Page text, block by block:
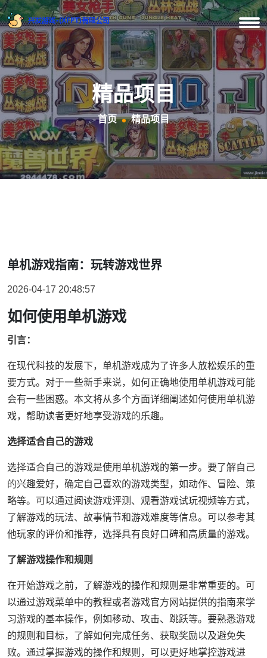
精品项目
首页 精品项目
单机游戏指南：玩转游戏世界
2026-04-17 20:48:57
如何使用单机游戏
引言：
在现代科技的发展下，单机游戏成为了许多人放松娱乐的重
要方式。对于一些新手来说，如何正确地使用单机游戏可能
会有一些困惑。本文将从多个方面详细阐述如何使用单机游
戏，帮助读者更好地享受游戏的乐趣。
选择适合自己的游戏
选择适合自己的游戏是使用单机游戏的第一步。要了解自己
的兴趣爱好，确定自己喜欢的游戏类型，如动作、冒险、策
略等。可以通过阅读游戏评测、观看游戏试玩视频等方式，
了解游戏的玩法、故事情节和游戏难度等信息。可以参考其
他玩家的评价和推荐，选择具有良好口碑和高质量的游戏。
了解游戏操作和规则
在开始游戏之前，了解游戏的操作和规则是非常重要的。可
以通过游戏菜单中的教程或者游戏官方网站提供的指南来学
习游戏的基本操作，例如移动、攻击、跳跃等。要熟悉游戏
的规则和目标，了解如何完成任务、获取奖励以及避免失
败。通过掌握游戏的操作和规则，可以更好地掌控游戏进